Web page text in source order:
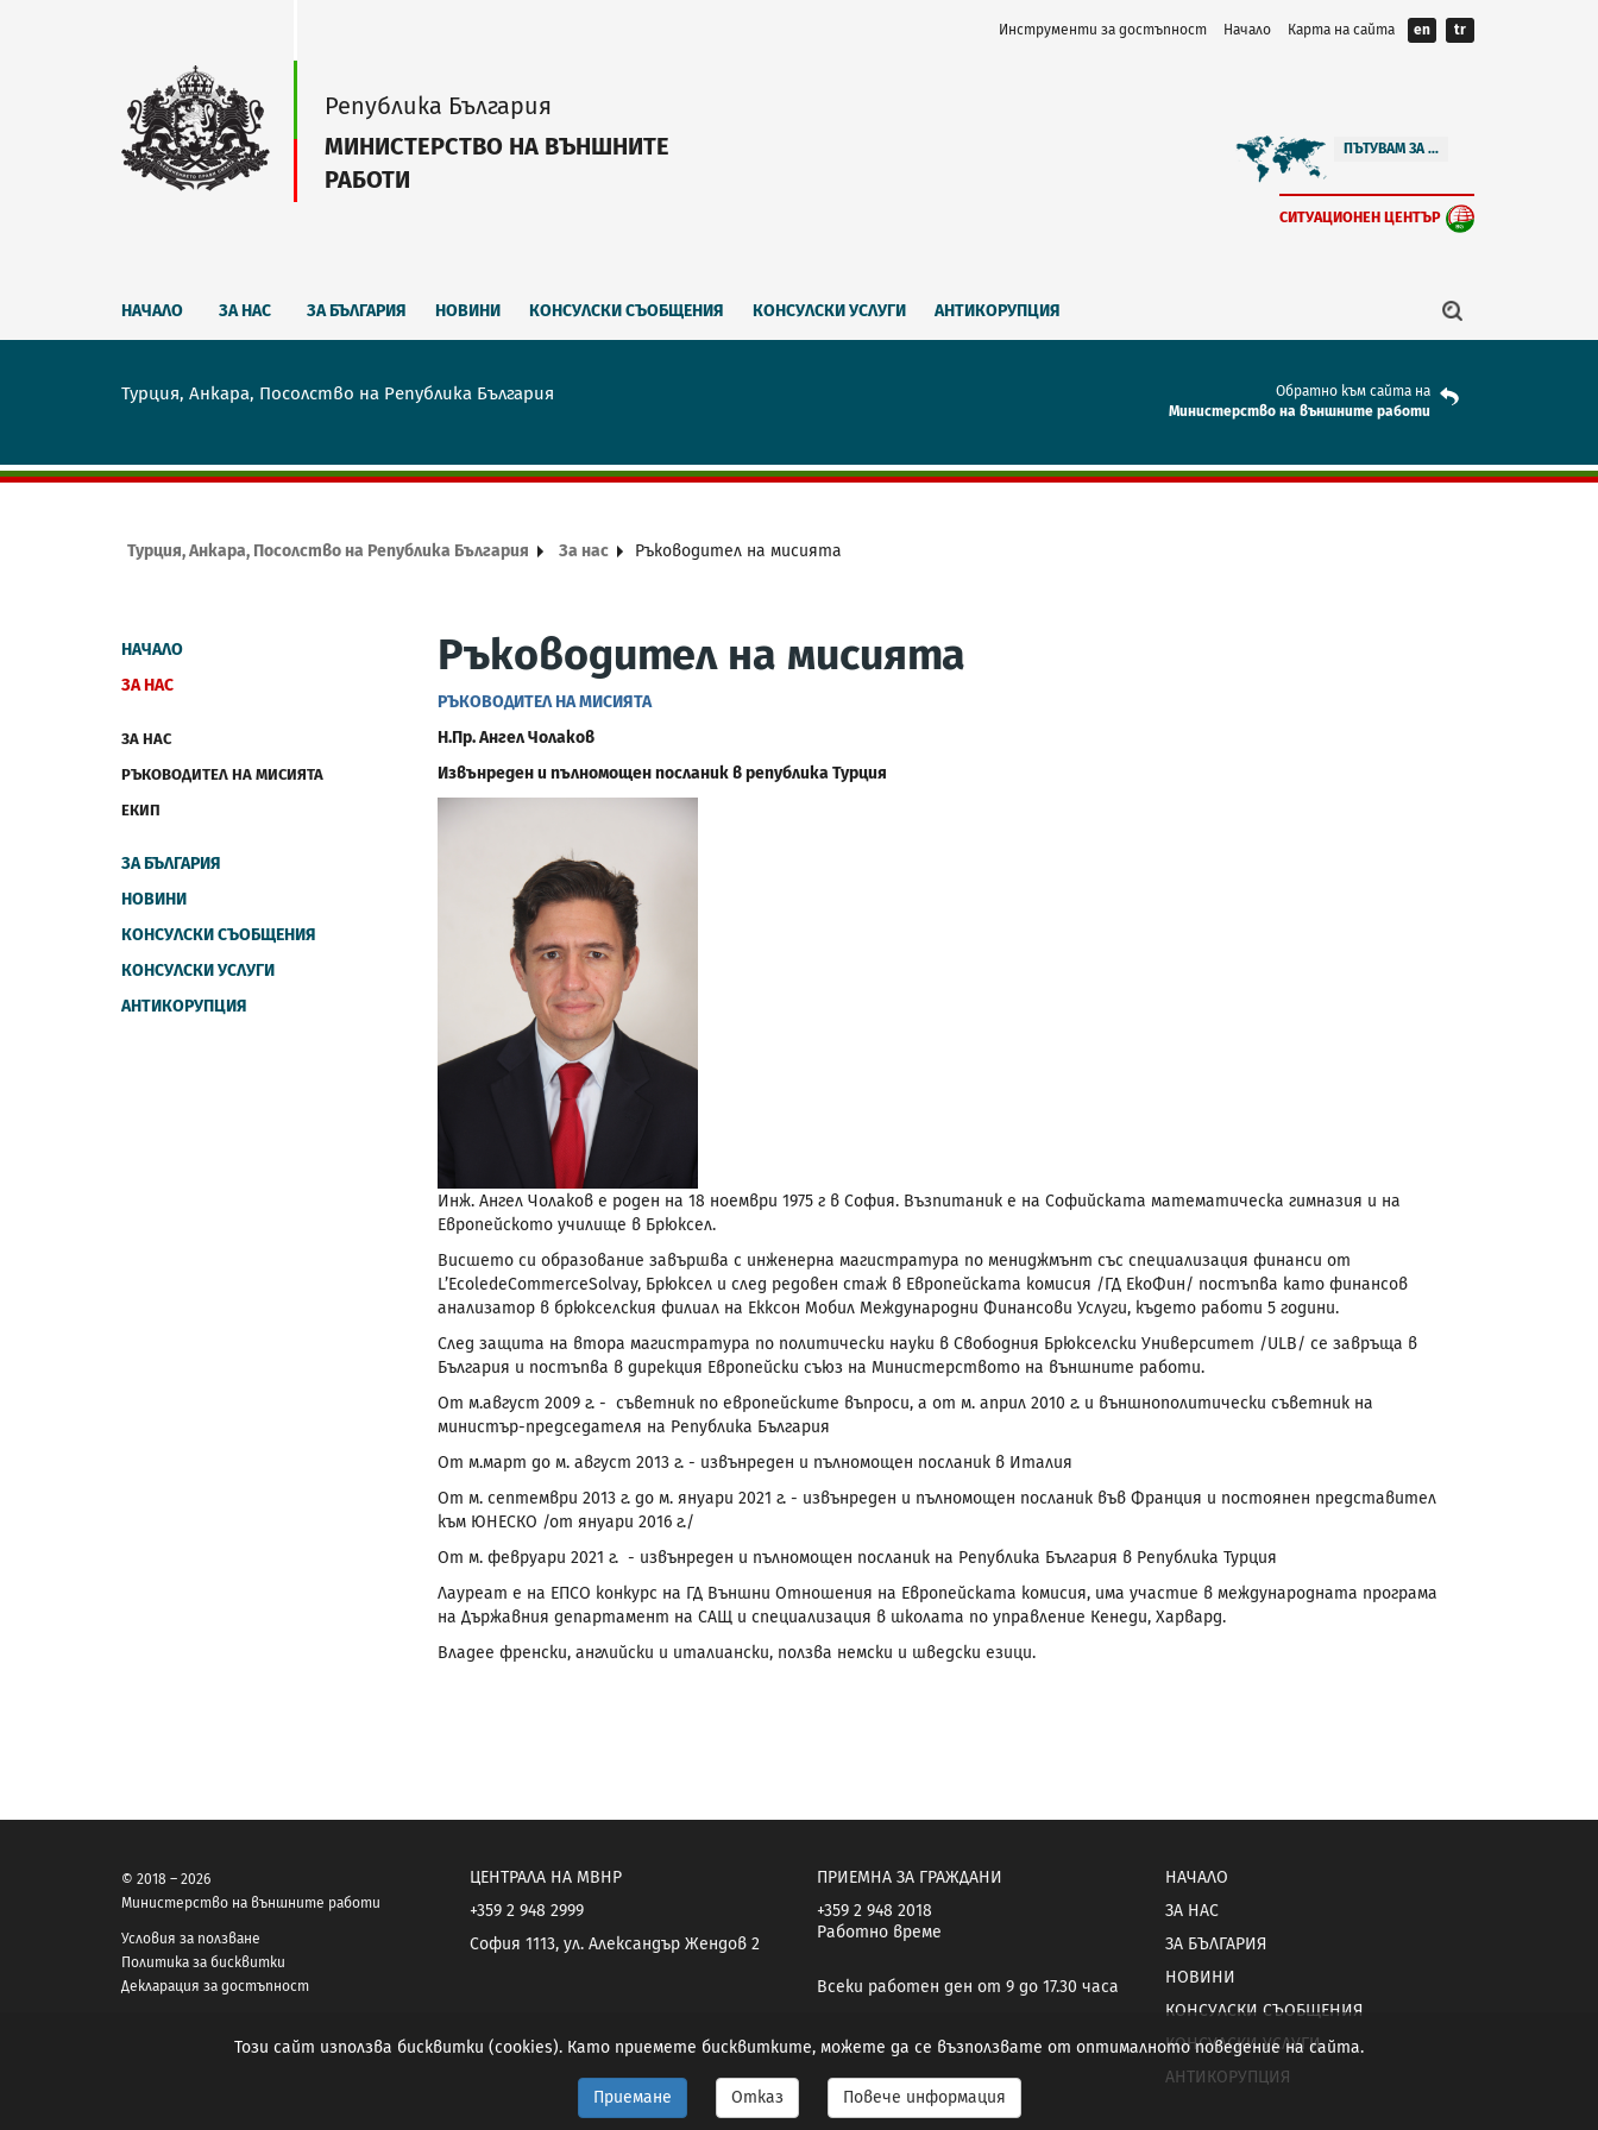
Инструменти за достъпност Начало Карта на сайта en tr
Република България
МИНИСТЕРСТВО НА ВЪНШНИТЕ
РАБОТИ
ПЪТУВАМ ЗА ...
СИТУАЦИОНЕН ЦЕНТЪР
НАЧАЛО ЗА НАС ЗА БЪЛГАРИЯ НОВИНИ КОНСУЛСКИ СЪОБЩЕНИЯ КОНСУЛСКИ УСЛУГИ АНТИКОРУПЦИЯ
Турция, Анкара, Посолство на Република България
Обратно към сайта на
Mинистерство на външните работи
Турция, Анкара, Посолство на Република България За нас Ръководител на мисията
НАЧАЛО
ЗА НАС
ЗА НАС
РЪКОВОДИТЕЛ НА МИСИЯТА
ЕКИП
ЗА БЪЛГАРИЯ
НОВИНИ
КОНСУЛСКИ СЪОБЩЕНИЯ
КОНСУЛСКИ УСЛУГИ
АНТИКОРУПЦИЯ
Ръководител на мисията
РЪКОВОДИТЕЛ НА МИСИЯТА
Н.Пр. Ангел Чолаков
Извънреден и пълномощен посланик в република Турция
Инж. Ангел Чолаков е роден на 18 ноември 1975 г в София. Възпитаник е на Софийската математическа гимназия и на
Европейското училище в Брюксел.
Висшето си образование завършва с инженерна магистратура по мениджмънт със специализация финанси от
L’EcoledeCommerceSolvay, Брюксел и след редовен стаж в Европейската комисия /ГД ЕкоФин/ постъпва като финансов
анализатор в брюкселския филиал на Екксон Мобил Международни Финансови Услуги, където работи 5 години.
След защита на втора магистратура по политически науки в Свободния Брюкселски Университет /ULB/ се завръща в
България и постъпва в дирекция Европейски съюз на Министерството на външните работи.
От м.август 2009 г. - съветник по европейските въпроси, а от м. април 2010 г. и външнополитически съветник на
министър-председателя на Република България
От м.март до м. август 2013 г. - извънреден и пълномощен посланик в Италия
От м. септември 2013 г. до м. януари 2021 г. - извънреден и пълномощен посланик във Франция и постоянен представител
към ЮНЕСКО /от януари 2016 г./
От м. февруари 2021 г. - извънреден и пълномощен посланик на Република България в Република Турция
Лауреат е на ЕПСО конкурс на ГД Външни Отношения на Европейската комисия, има участие в международната програма
на Държавния департамент на САЩ и специализация в школата по управление Кенеди, Харвард.
Владее френски, английски и италиански, ползва немски и шведски езици.
© 2018 – 2026
Министерство на външните работи
Условия за ползване
Политика за бисквитки
Декларация за достъпност
ЦЕНТРАЛА НА МВНР
+359 2 948 2999
София 1113, ул. Александър Жендов 2
ПРИЕМНА ЗА ГРАЖДАНИ
+359 2 948 2018
Работно време
Всеки работен ден от 9 до 17.30 часа
НАЧАЛО
ЗА НАС
ЗА БЪЛГАРИЯ
НОВИНИ
КОНСУЛСКИ СЪОБЩЕНИЯ
КОНСУЛСКИ УСЛУГИ
АНТИКОРУПЦИЯ
Този сайт използва бисквитки (cookies). Като приемете бисквитките, можете да се възползвате от оптималното поведение на сайта.
Приемане Отказ Повече информация